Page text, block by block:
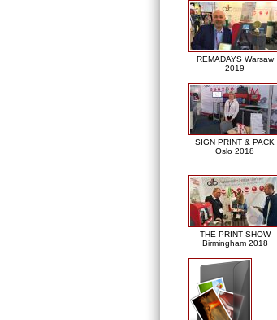
REMADAYS Warsaw
2019
SIGN PRINT & PACK
Oslo 2018
THE PRINT SHOW
Birmingham 2018